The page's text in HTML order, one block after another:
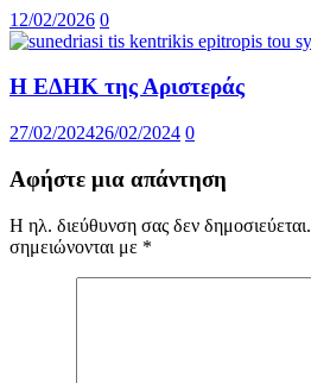
12/02/2026 0
Η ΕΔΗΚ της Αριστεράς
27/02/202426/02/2024 0
Αφήστε μια απάντηση
Η ηλ. διεύθυνση σας δεν δημοσιεύεται.
σημειώνονται με *